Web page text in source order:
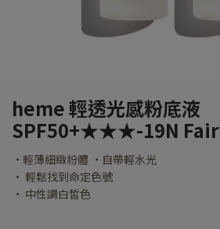
heme 輕透光感粉底液
SPF50+★★★-19N Fair
•輕薄細緻粉體 •自帶輕水光
• 輕鬆找到命定色號
• 中性調白皙色